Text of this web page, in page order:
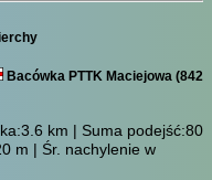
Bacówka PTTK Maciejowa (842
km | Suma podejść:80
m | Śr. nachylenie w